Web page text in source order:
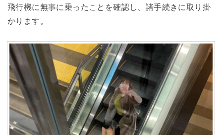
飛行機に無事に乗ったことを確認し、諸手続きに取り掛
かります。